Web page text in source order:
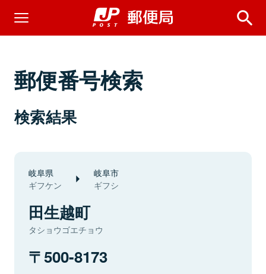
郵便番号検索
検索結果
岐阜県
ギフケン
岐阜市
ギフシ
田生越町
タショウゴエチョウ
500-8173